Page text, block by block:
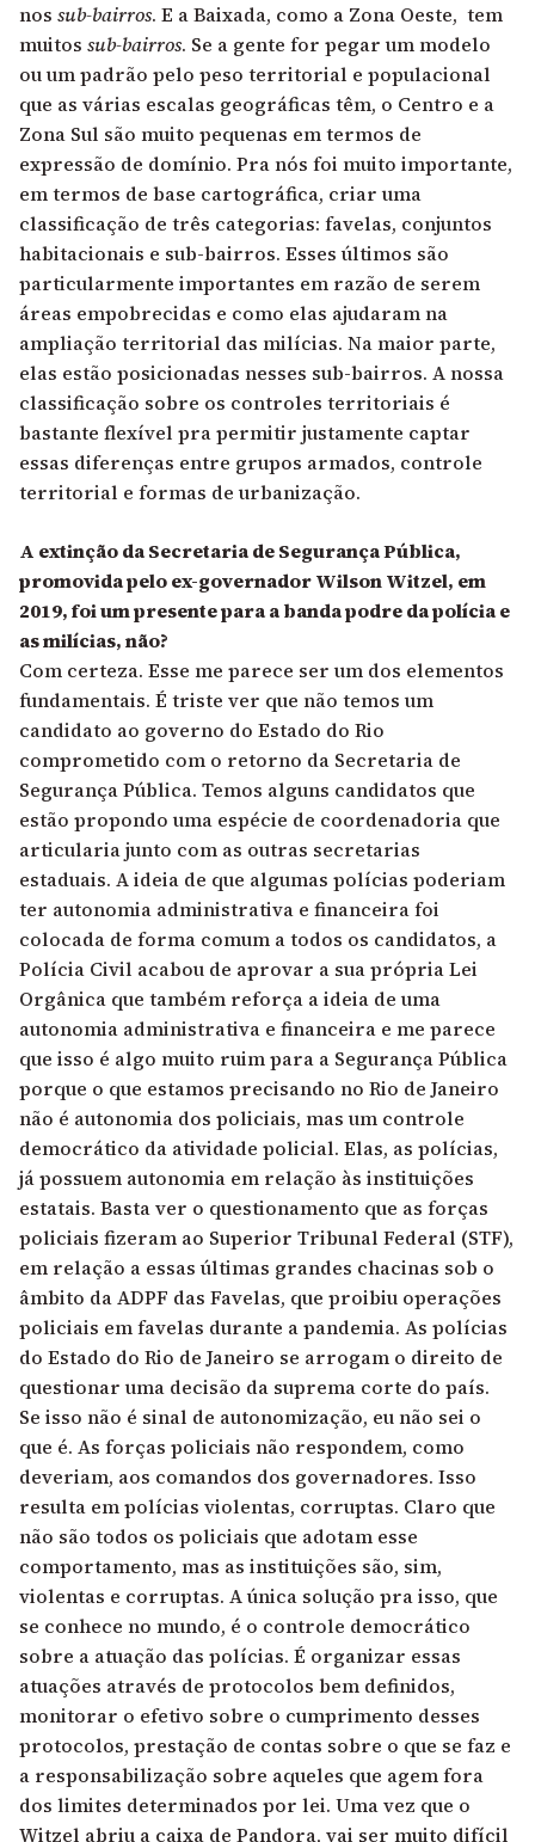
nos sub-bairros. E a Baixada, como a Zona Oeste, tem
muitos sub-bairros. Se a gente for pegar um modelo
ou um padrão pelo peso territorial e populacional
que as várias escalas geográficas têm, o Centro e a
Zona Sul são muito pequenas em termos de
expressão de domínio. Pra nós foi muito importante,
em termos de base cartográfica, criar uma
classificação de três categorias: favelas, conjuntos
habitacionais e sub-bairros. Esses últimos são
particularmente importantes em razão de serem
áreas empobrecidas e como elas ajudaram na
ampliação territorial das milícias. Na maior parte,
elas estão posicionadas nesses sub-bairros. A nossa
classificação sobre os controles territoriais é
bastante flexível pra permitir justamente captar
essas diferenças entre grupos armados, controle
territorial e formas de urbanização.
A extinção da Secretaria de Segurança Pública,
promovida pelo ex-governador Wilson Witzel, em
2019, foi um presente para a banda podre da polícia e
as milícias, não?
Com certeza. Esse me parece ser um dos elementos
fundamentais. É triste ver que não temos um
candidato ao governo do Estado do Rio
comprometido com o retorno da Secretaria de
Segurança Pública. Temos alguns candidatos que
estão propondo uma espécie de coordenadoria que
articularia junto com as outras secretarias
estaduais. A ideia de que algumas polícias poderiam
ter autonomia administrativa e financeira foi
colocada de forma comum a todos os candidatos, a
Polícia Civil acabou de aprovar a sua própria Lei
Orgânica que também reforça a ideia de uma
autonomia administrativa e financeira e me parece
que isso é algo muito ruim para a Segurança Pública
porque o que estamos precisando no Rio de Janeiro
não é autonomia dos policiais, mas um controle
democrático da atividade policial. Elas, as polícias,
já possuem autonomia em relação às instituições
estatais. Basta ver o questionamento que as forças
policiais fizeram ao Superior Tribunal Federal (STF),
em relação a essas últimas grandes chacinas sob o
âmbito da ADPF das Favelas, que proibiu operações
policiais em favelas durante a pandemia. As polícias
do Estado do Rio de Janeiro se arrogam o direito de
questionar uma decisão da suprema corte do país.
Se isso não é sinal de autonomização, eu não sei o
que é. As forças policiais não respondem, como
deveriam, aos comandos dos governadores. Isso
resulta em polícias violentas, corruptas. Claro que
não são todos os policiais que adotam esse
comportamento, mas as instituições são, sim,
violentas e corruptas. A única solução pra isso, que
se conhece no mundo, é o controle democrático
sobre a atuação das polícias. É organizar essas
atuações através de protocolos bem definidos,
monitorar o efetivo sobre o cumprimento desses
protocolos, prestação de contas sobre o que se faz e
a responsabilização sobre aqueles que agem fora
dos limites determinados por lei. Uma vez que o
Witzel abriu a caixa de Pandora, vai ser muito difícil